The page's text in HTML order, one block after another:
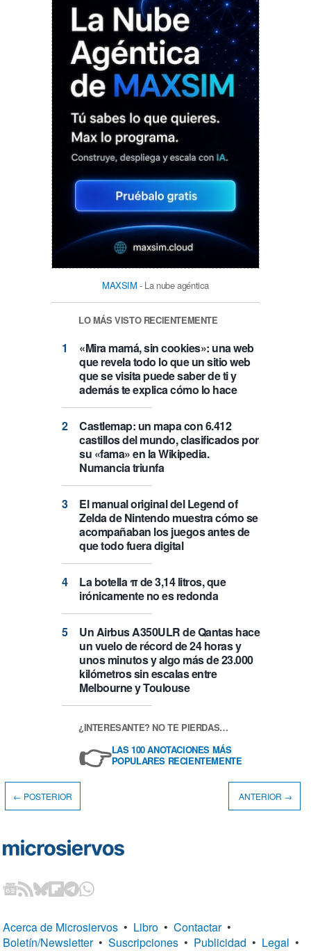
MAXSIM - La nube agéntica
LO MÁS VISTO RECIENTEMENTE
«Mira mamá, sin cookies»: una web
que revela todo lo que un sitio web
que se visita puede saber de ti y
además te explica cómo lo hace
Castlemap: un mapa con 6.412
castillos del mundo, clasificados por
su «fama» en la Wikipedia.
Numancia triunfa
El manual original del Legend of
Zelda de Nintendo muestra cómo se
acompañaban los juegos antes de
que todo fuera digital
La botella π de 3,14 litros, que
irónicamente no es redonda
Un Airbus A350ULR de Qantas hace
un vuelo de récord de 24 horas y
unos minutos y algo más de 23.000
kilómetros sin escalas entre
Melbourne y Toulouse
¿INTERESANTE? NO TE PIERDAS…
👉LAS 100 ANOTACIONES MÁS
POPULARES RECIENTEMENTE
← POSTERIOR ANTERIOR →
Acerca de Microsiervos • Libro • Contactar •
Boletín/Newsletter • Suscripciones • Publicidad • Legal •